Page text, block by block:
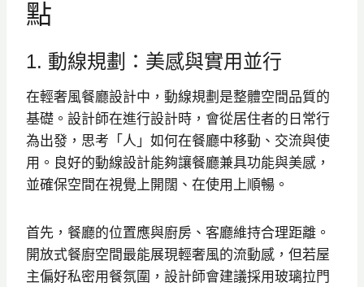
點
1. 動線規劃：美感與實用並行
在輕奢風餐廳設計中，動線規劃是整體空間品質的
基礎。設計師在進行設計時，會從居住者的日常行
為出發，思考「人」如何在餐廳中移動、交流與使
用。良好的動線設計能夠讓餐廳兼具功能與美感，
並確保空間在視覺上開闊、在使用上順暢。
首先，餐廳的位置應與廚房、客廳維持合理距離。
開放式餐廚空間最能展現輕奢風的流動感，但若屋
主偏好私密用餐氛圍，設計師會建議採用玻璃拉門